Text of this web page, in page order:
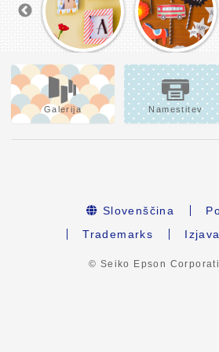
Galerija Namestitev
Slovenščina
Trademarks
© Seiko Epson